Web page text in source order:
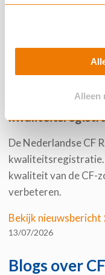
Alleen
Nederlandse CF
De Nederlandse CF
kwaliteitsregistratie.
kwaliteit van de CF-
verbeteren.
Bekijk nieuwsbericht
13/07/2026
Blogs over CF